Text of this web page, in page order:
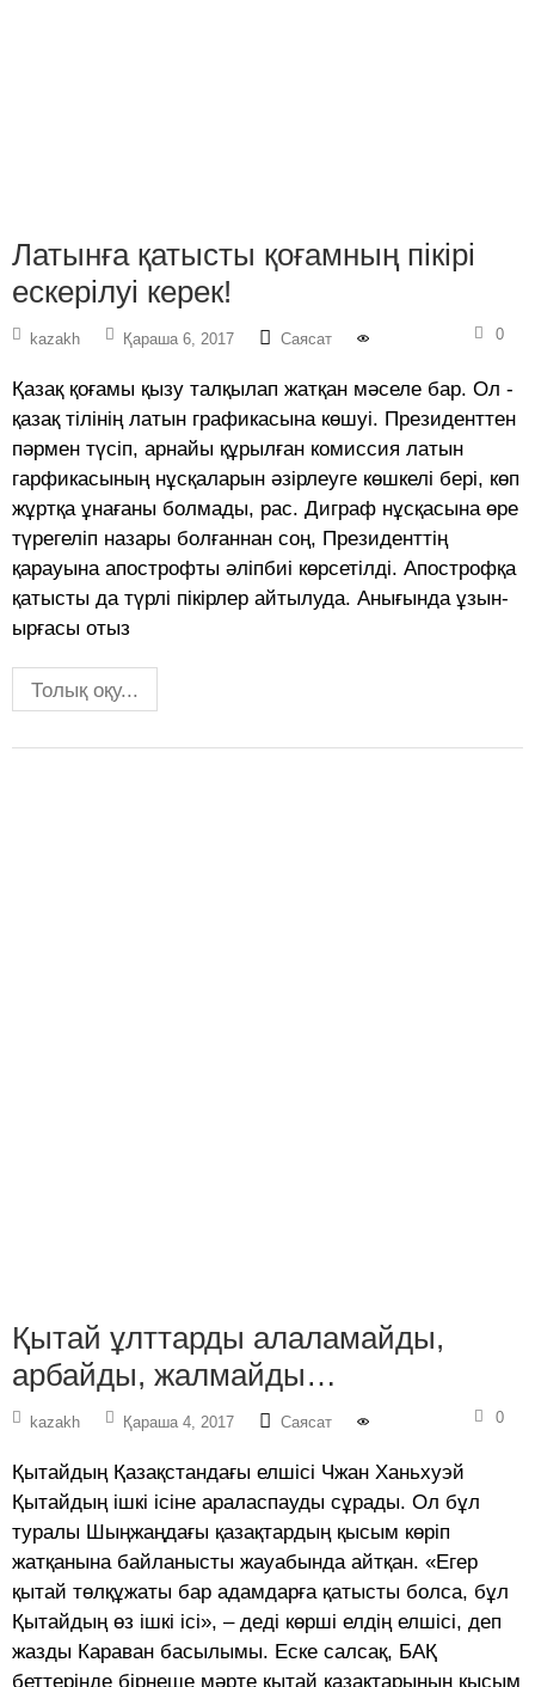
Латынға қатысты қоғамның пікірі
ескерілуі керек!
kazakh Қараша 6, 2017 Саясат 0
Қазақ қоғамы қызу талқылап жатқан мәселе бар. Ол -
қазақ тілінің латын графикасына көшуі. Президенттен
пәрмен түсіп, арнайы құрылған комиссия латын
гарфикасының нұсқаларын әзірлеуге көшкелі бері, көп
жұртқа ұнағаны болмады, рас. Диграф нұсқасына өре
түрегеліп назары болғаннан соң, Президенттің
қарауына апострофты әліпбиі көрсетілді. Апострофқа
қатысты да түрлі пікірлер айтылуда. Анығында ұзын-
ырғасы отыз
Толық оқу...
Қытай ұлттарды алаламайды,
арбайды, жалмайды…
kazakh Қараша 4, 2017 Саясат 0
Қытайдың Қазақстандағы елшісі Чжан Ханьхуэй
Қытайдың ішкі ісіне араласпауды сұрады. Ол бұл
туралы Шыңжаңдағы қазақтардың қысым көріп
жатқанына байланысты жауабында айтқан. «Егер
қытай төлқұжаты бар адамдарға қатысты болса, бұл
Қытайдың өз ішкі ісі», – деді көрші елдің елшісі, деп
жазды Караван басылымы. Еске салсақ, БАҚ
беттерінде бірнеше мәрте қытай қазақтарының қысым